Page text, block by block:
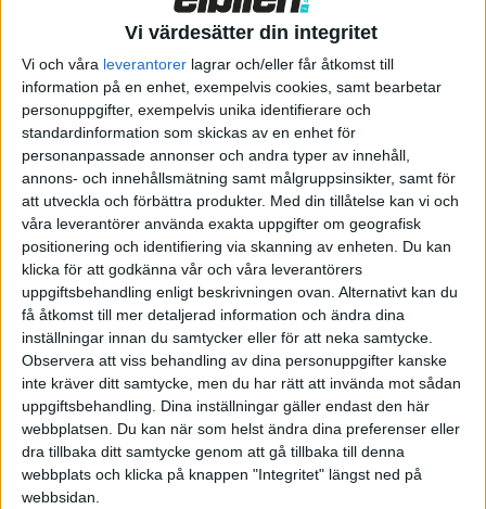
Vi värdesätter din integritet
Vi och våra leverantorer lagrar och/eller får åtkomst till
information på en enhet, exempelvis cookies, samt bearbetar
personuppgifter, exempelvis unika identifierare och
standardinformation som skickas av en enhet för
personanpassade annonser och andra typer av innehåll,
annons- och innehållsmätning samt målgruppsinsikter, samt för
att utveckla och förbättra produkter. Med din tillåtelse kan vi och
våra leverantörer använda exakta uppgifter om geografisk
positionering och identifiering via skanning av enheten. Du kan
klicka för att godkänna vår och våra leverantörers
uppgiftsbehandling enligt beskrivningen ovan. Alternativt kan du
få åtkomst till mer detaljerad information och ändra dina
inställningar innan du samtycker eller för att neka samtycke.
Observera att viss behandling av dina personuppgifter kanske
inte kräver ditt samtycke, men du har rätt att invända mot sådan
uppgiftsbehandling. Dina inställningar gäller endast den här
webbplatsen. Du kan när som helst ändra dina preferenser eller
dra tillbaka ditt samtycke genom att gå tillbaka till denna
webbplats och klicka på knappen "Integritet" längst ned på
webbsidan.
Nio ES8
Trots ökad försäljning redovisade Nio en förlust på 10,6
miljarder yuan, nästan 16 miljarder kronor.
Expansionsplanerna är ändå fortsatt stora.